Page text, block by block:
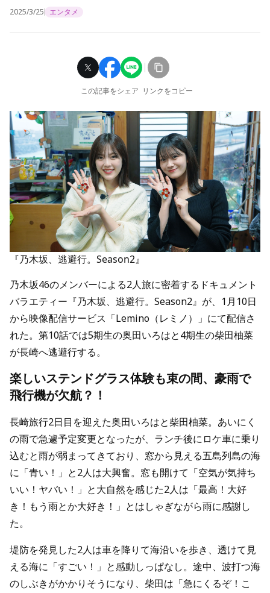
2025/3/25 エンタメ
この記事をシェア リンクをコピー
『乃木坂、逃避行。Season2』
乃木坂46のメンバーによる2人旅に密着するドキュメント
バラエティー『乃木坂、逃避行。Season2』が、1月10日
から映像配信サービス「Lemino（レミノ）」にて配信さ
れた。第10話では5期生の奥田いろはと4期生の柴田柚菜
が長崎へ逃避行する。
楽しいステンドグラス体験も束の間、豪雨で
飛行機が欠航？！
長崎旅行2日目を迎えた奥田いろはと柴田柚菜。あいにく
の雨で急遽予定変更となったが、ランチ後にロケ車に乗り
込むと雨が弱まってきており、窓から見える五島列島の海
に「青い！」と2人は大興奮。窓も開けて「空気が気持ち
いい！ヤバい！」と大自然を感じた2人は「最高！大好
き！もう雨とか大好き！」とはしゃぎながら雨に感謝し
た。
堤防を発見した2人は車を降りて海沿いを歩き、透けて見
える海に「すごい！」と感動しっぱなし。途中、波打つ海
のしぶきがかかりそうになり、柴田は「急にくるぞ！こ